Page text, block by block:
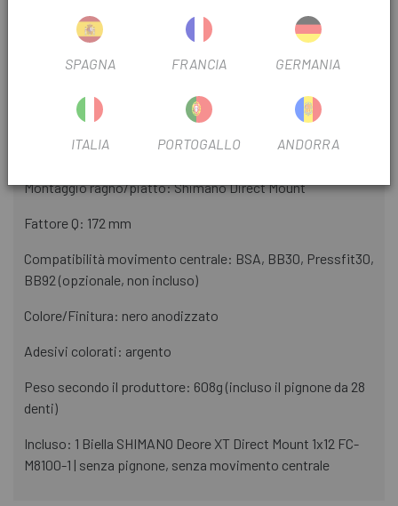
Materiale bielle: alluminio
Diametro albero motore: 24 mm
Lunghezze pedivella: 165 mm, 170 mm, 175,0 mm o 180 mm
Montaggio ragno/piatto: Shimano Direct Mount
Fattore Q: 172 mm
Compatibilità movimento centrale: BSA, BB30, Pressfit30,
BB92 (opzionale, non incluso)
Colore/Finitura: nero anodizzato
Adesivi colorati: argento
Peso secondo il produttore: 608g (incluso il pignone da 28
denti)
Incluso: 1 Biella SHIMANO Deore XT Direct Mount 1x12 FC-
M8100-1 | senza pignone, senza movimento centrale
SPAGNA FRANCIA GERMANIA
ITALIA PORTOGALLO ANDORRA